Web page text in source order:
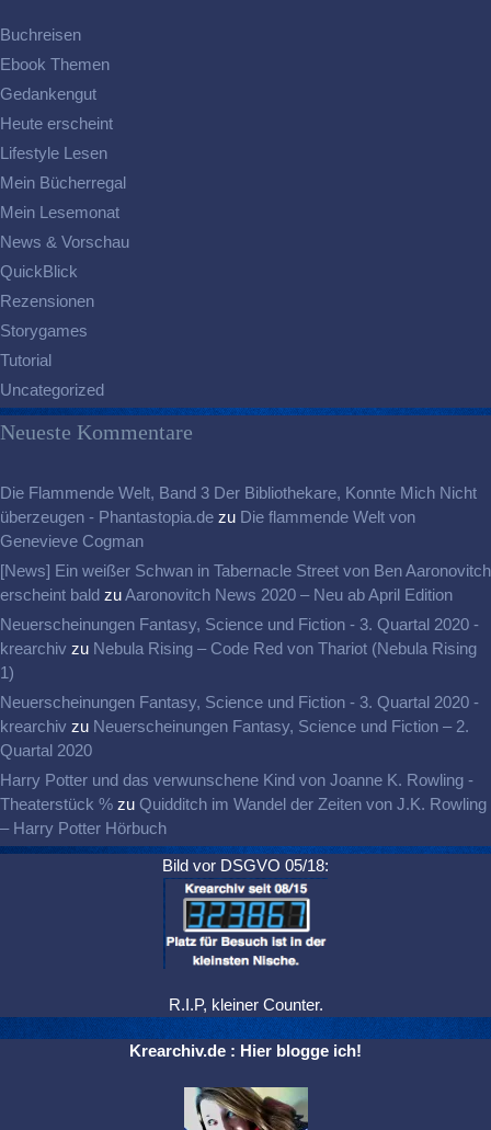
Buchreisen
Ebook Themen
Gedankengut
Heute erscheint
Lifestyle Lesen
Mein Bücherregal
Mein Lesemonat
News & Vorschau
QuickBlick
Rezensionen
Storygames
Tutorial
Uncategorized
Neueste Kommentare
Die Flammende Welt, Band 3 Der Bibliothekare, Konnte Mich Nicht
überzeugen - Phantastopia.de zu Die flammende Welt von
Genevieve Cogman
[News] Ein weißer Schwan in Tabernacle Street von Ben Aaronovitch
erscheint bald zuAaronovitch News 2020 – Neu ab April Edition
Neuerscheinungen Fantasy, Science und Fiction - 3. Quartal 2020 -
krearchiv zu Nebula Rising – Code Red von Thariot (Nebula Rising
1)
Neuerscheinungen Fantasy, Science und Fiction - 3. Quartal 2020 -
krearchiv zu Neuerscheinungen Fantasy, Science und Fiction – 2.
Quartal 2020
Harry Potter und das verwunschene Kind von Joanne K. Rowling -
Theaterstück % zu Quidditch im Wandel der Zeiten von J.K. Rowling
– Harry Potter Hörbuch
Bild vor DSGVO 05/18:
R.I.P, kleiner Counter.
Krearchiv.de : Hier blogge ich!